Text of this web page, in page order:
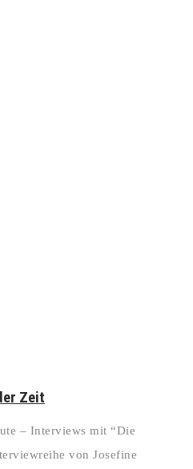
Zeit
– Interviews mit “Die
von Josefine